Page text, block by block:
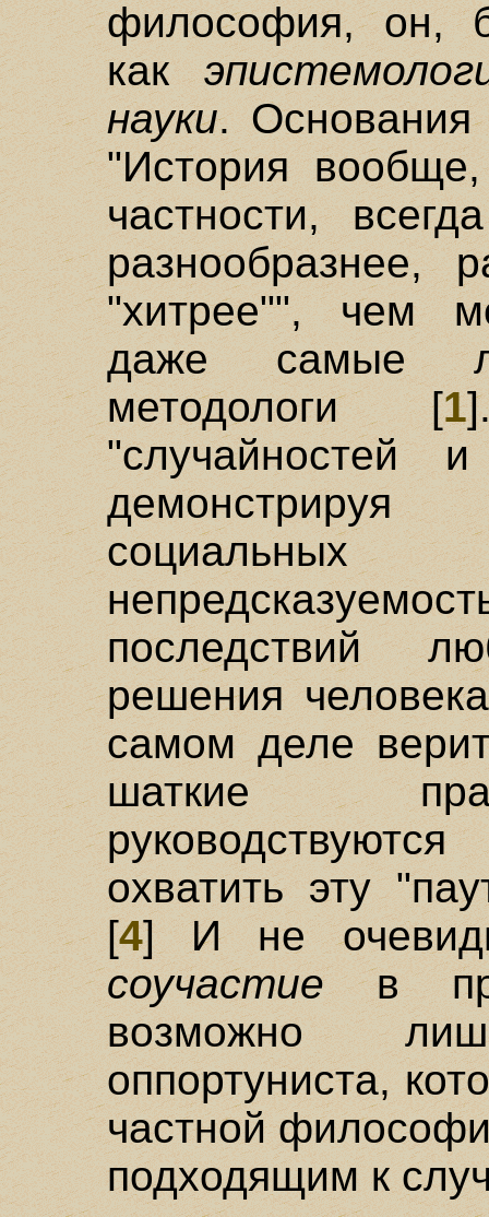
философия, он,
как
науки. Основания
"История
частности,
разнообразнее,
"хитрее"", чем
даже самые
методологи [1
"случайностей
последствий
решения
самом деле
шаткие
охватить эту
[4] И не
соучастиев
возможно
оппортуниста,
частной
подходящим к